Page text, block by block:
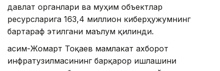
давлат органлари ва муҳим объектлар
ресурсларига 163,4 миллион киберҳужумнинг
бартараф этилгани маълум қилинди.
Қасим-Жомарт Тоқаев мамлакат ахборот
инфратузилмасининг барқарор ишлашини